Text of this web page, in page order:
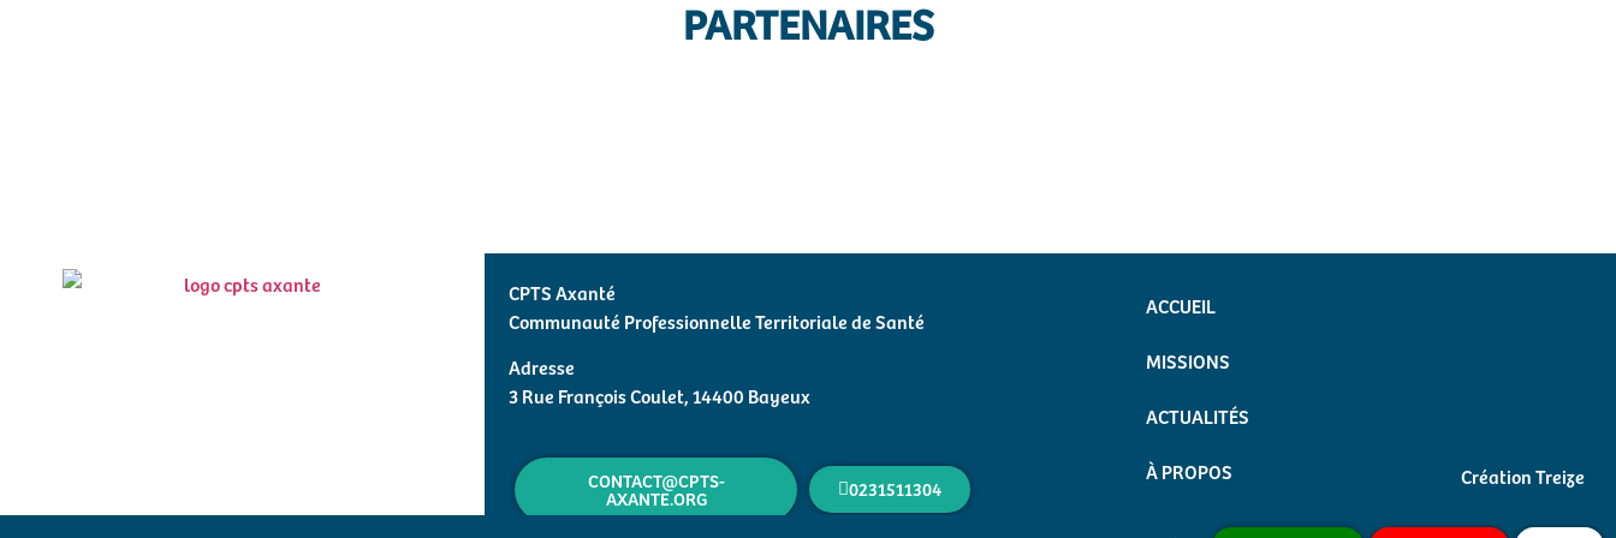
PARTENAIRES
CPTS Axanté
Communauté Professionnelle Territoriale de Santé
Adresse
3 Rue François Coulet, 14400 Bayeux
CONTACT@CPTS-
AXANTE.ORG 0231511304
ACCUEIL
MISSIONS
ACTUALITÉS
À PROPOS
CONTACT
Création Treize
Mentions légales